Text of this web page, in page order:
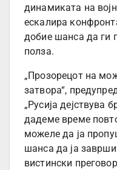
динамиката на
ескалира
добие шанса да ги
полза.
„Прозорецот на
затвора“,
„Русија дејствува
дадеме време
можеле да ја
шанса да ја
вистински